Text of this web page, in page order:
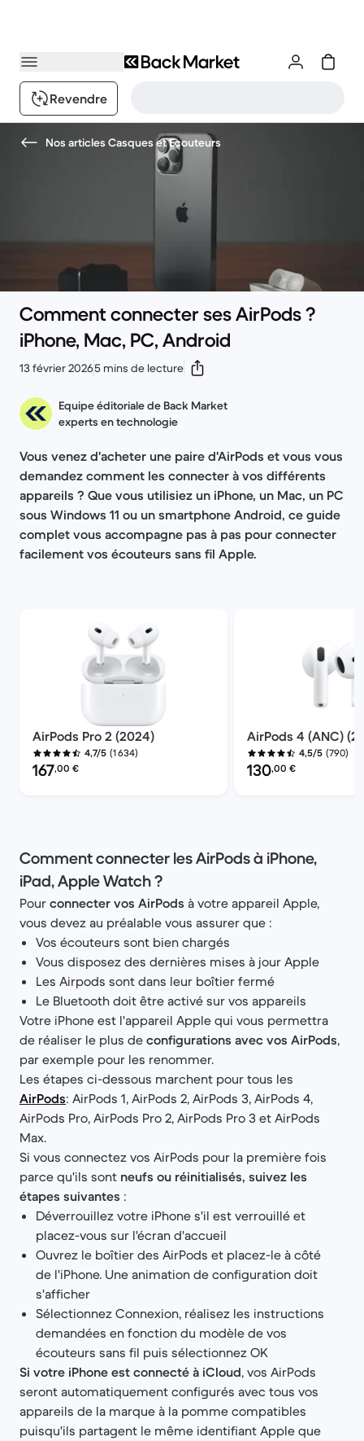
Revendre
Nos articles Casques et Ecouteurs
Comment connecter ses AirPods ?
iPhone, Mac, PC, Android
13 février 20265 mins de lecture
Equipe éditoriale de Back Market
experts en technologie
Vous venez d'acheter une paire d'AirPods et vous vous
demandez comment les connecter à vos différents
appareils ? Que vous utilisiez un iPhone, un Mac, un PC
sous Windows 11 ou un smartphone Android, ce guide
complet vous accompagne pas à pas pour connecter
facilement vos écouteurs sans fil Apple.
AirPods Pro 2 (2024)
4,7/5 (1 634)
Prix reconditionné :
167,00 €
AirPods 4 (ANC)
4,5/5 (790)
Prix reconditionné :
130,00 €
Comment connecter les AirPods à iPhone,
iPad, Apple Watch ?
Pour connecter vos AirPods à votre appareil Apple,
vous devez au préalable vous assurer que :
Vos écouteurs sont bien chargés
Vous disposez des dernières mises à jour Apple
Les Airpods sont dans leur boîtier fermé
Le Bluetooth doit être activé sur vos appareils
Votre iPhone est l'appareil Apple qui vous permettra
de réaliser le plus de configurations avec vos AirPods,
par exemple pour les renommer.
Les étapes ci-dessous marchent pour tous les
AirPods: AirPods 1, AirPods 2, AirPods 3, AirPods 4,
AirPods Pro, AirPods Pro 2, AirPods Pro 3 et AirPods
Max.
Si vous connectez vos AirPods pour la première fois
parce qu'ils sont neufs ou réinitialisés, suivez les
étapes suivantes :
Déverrouillez votre iPhone s'il est verrouillé et
placez-vous sur l'écran d'accueil
Ouvrez le boîtier des AirPods et placez-le à côté
de l'iPhone. Une animation de configuration doit
s'afficher
Sélectionnez Connexion, réalisez les instructions
demandées en fonction du modèle de vos
écouteurs sans fil puis sélectionnez OK
Si votre iPhone est connecté à iCloud, vos AirPods
seront automatiquement configurés avec tous vos
appareils de la marque à la pomme compatibles
puisqu'ils partagent le même identifiant Apple que